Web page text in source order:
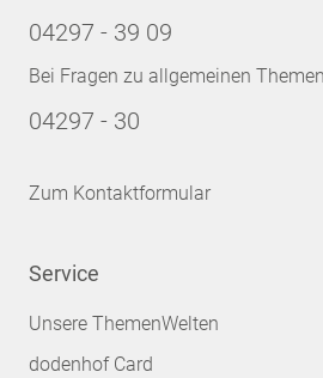
04297 - 39 09
Bei Fragen zu allgemeinen
04297 - 30
Zum Kontaktformular
Service
Unsere ThemenWelten
dodenhof Card